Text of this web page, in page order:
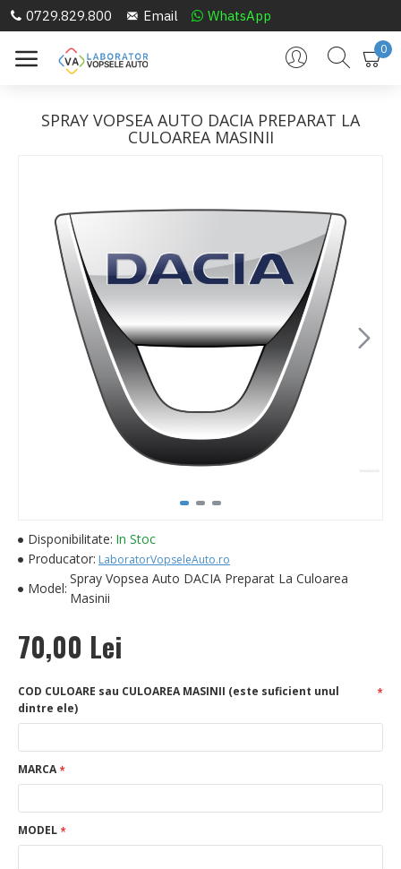
0729.829.800 Email WhatsApp
0
SPRAY VOPSEA AUTO DACIA PREPARAT LA
CULOAREA MASINII
Disponibilitate: In Stoc
Producator: LaboratorVopseleAuto.ro
Model:
Spray Vopsea Auto DACIA Preparat La Culoarea
Masinii
70,00 Lei
COD CULOARE sau CULOAREA MASINII (este suficient unul
dintre ele)
MARCA
MODEL